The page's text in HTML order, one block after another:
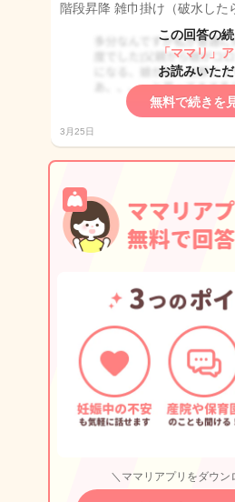
階段昇降 雑巾掛け（破水した
この回答の
「ママリ」ア
お読みいただ
無料で続きを
3月25日
＼ママリアプリをダウン